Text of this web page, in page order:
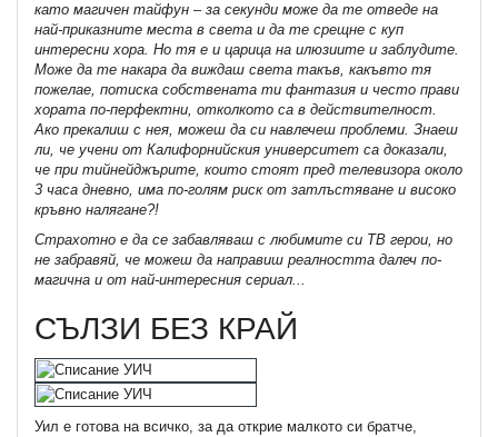
като магичен тайфун – за секунди може да те отведе на
най-приказните места в света и да те срещне с куп
интересни хора. Но тя е и царица на илюзиите и заблудите.
Може да те накара да виждаш света такъв, какъвто тя
пожелае, потиска собствената ти фантазия и често прави
хората по-перфектни, отколкото са в действителност.
Ако прекалиш с нея, можеш да си навлечеш проблеми. Знаеш
ли, че учени от Калифорнийския университет са доказали,
че при тийнейджърите, които стоят пред телевизора около
3 часа дневно, има по-голям риск от затлъстяване и високо
кръвно налягане?!
Страхотно е да се забавляваш с любимите си ТВ герои, но
не забравяй, че можеш да направиш реалността далеч по-
магична и от най-интересния сериал...
СЪЛЗИ БЕЗ КРАЙ
Уил е готова на всичко, за да открие малкото си братче,